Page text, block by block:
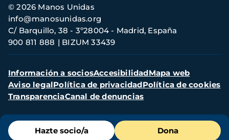
Menú
de
Hazte socio/a Dona
Información
de
contacto
© 2026 Manos Unidas
C/ Barquillo, 38 - 3º28004 - Madrid, España
900 811 888
BIZUM 33439
info@manosunidas.org
Menú
secundario
Información a sociosAccesibilidadMapa web
Aviso legalPolítica de privacidadPolítica de cookies
TransparenciaCanal de denuncias